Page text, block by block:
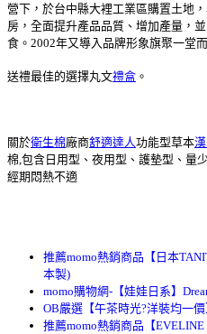
營下，於台中縣大裡工業區購置土地
房，全面提升產品品質、增加產量，
食。2002年又導入品牌形象旗聚一堂
送禮最佳的選擇丸文禮盒 。
關於衛生棉廠商舒適達人功能型草本
棉,包含日用型、夜用型、護墊型、量
經期悶熱不適
推薦momo熱銷商品【日本
本製)
momo購物網-【娃娃日系】
OB嚴選【午茶時光?洋裝均一
推薦momo熱銷商品【